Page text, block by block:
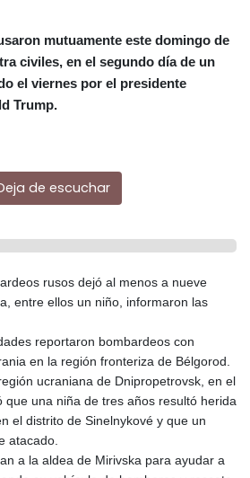
mutuamente este domingo de
civiles, en el segundo día de un
el viernes por el presidente
Trump.
de escuchar
rusos dejó al menos a nueve
entre ellos un niño, informaron las
reportaron bombardeos con
en la región fronteriza de Bélgorod.
ucraniana de Dnipropetrovsk, en el
que una niña de tres años resultó herida
el distrito de Sinelnykové y que un
atacado.
a la aldea de Mirivska para ayudar a